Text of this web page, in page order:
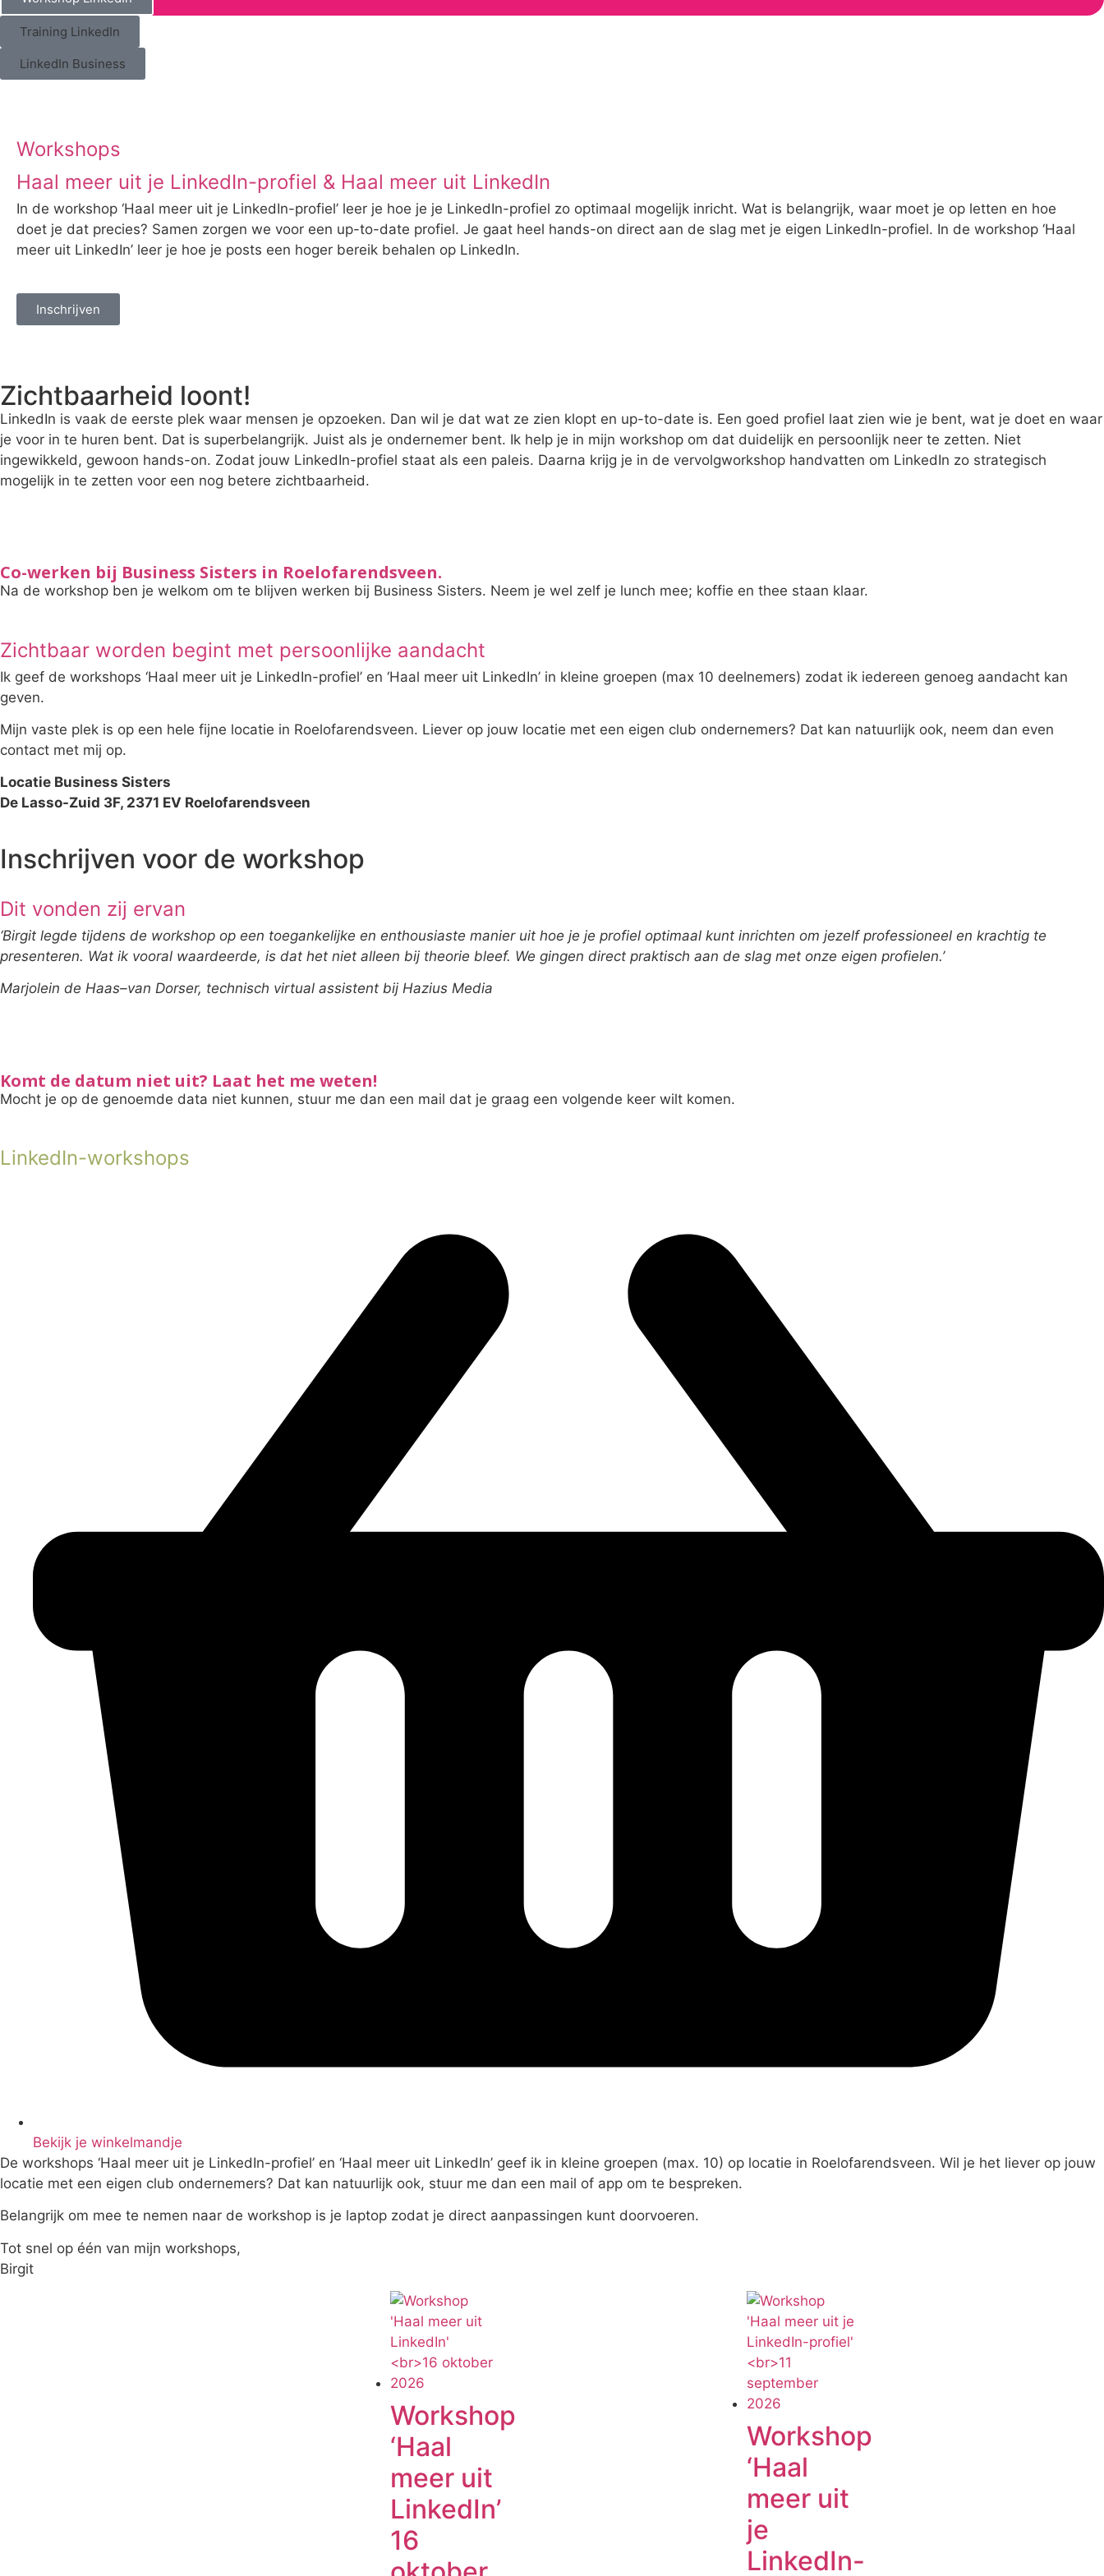
Training LinkedIn
LinkedIn Business
Workshops
Haal meer uit je LinkedIn-profiel & Haal meer uit LinkedIn
In de workshop ‘Haal meer uit je LinkedIn-profiel’ leer je hoe je je LinkedIn-profiel zo optimaal mogelijk inricht. Wat is belangrijk, waar moet je op letten en hoe
doet je dat precies? Samen zorgen we voor een up-to-date profiel. Je gaat heel hands-on direct aan de slag met je eigen LinkedIn-profiel. In de workshop ‘Haal
meer uit LinkedIn’ leer je hoe je posts een hoger bereik behalen op LinkedIn.
Inschrijven
Zichtbaarheid loont!
LinkedIn is vaak de eerste plek waar mensen je opzoeken. Dan wil je dat wat ze zien klopt en up-to-date is. Een goed profiel laat zien wie je bent, wat je doet en waar
je voor in te huren bent. Dat is superbelangrijk. Juist als je ondernemer bent. Ik help je in mijn workshop om dat duidelijk en persoonlijk neer te zetten. Niet
ingewikkeld, gewoon hands-on. Zodat jouw LinkedIn-profiel staat als een paleis. Daarna krijg je in de vervolgworkshop handvatten om LinkedIn zo strategisch
mogelijk in te zetten voor een nog betere zichtbaarheid.
Co-werken bij Business Sisters in Roelofarendsveen.
Na de workshop ben je welkom om te blijven werken bij Business Sisters. Neem je wel zelf je lunch mee; koffie en thee staan klaar.
Zichtbaar worden begint met persoonlijke aandacht
Ik geef de workshops ‘Haal meer uit je LinkedIn-profiel’ en ‘Haal meer uit LinkedIn’ in kleine groepen (max 10 deelnemers) zodat ik iedereen genoeg aandacht kan
geven.
Mijn vaste plek is op een hele fijne locatie in Roelofarendsveen. Liever op jouw locatie met een eigen club ondernemers? Dat kan natuurlijk ook, neem dan even
contact met mij op.
Locatie Business Sisters
De Lasso-Zuid 3F, 2371 EV Roelofarendsveen
Inschrijven voor de workshop
Dit vonden zij ervan
‘Birgit legde tijdens de workshop op een toegankelijke en enthousiaste manier uit hoe je je profiel optimaal kunt inrichten om jezelf professioneel en krachtig te
presenteren. Wat ik vooral waardeerde, is dat het niet alleen bij theorie bleef. We gingen direct praktisch aan de slag met onze eigen profielen.’
Marjolein de Haas–van Dorser, technisch virtual assistent bij Hazius Media
Komt de datum niet uit? Laat het me weten!
Mocht je op de genoemde data niet kunnen, stuur me dan een mail dat je graag een volgende keer wilt komen.
LinkedIn-workshops
Bekijk je winkelmandje
De workshops ‘Haal meer uit je LinkedIn-profiel’ en ‘Haal meer uit LinkedIn’ geef ik in kleine groepen (max. 10) op locatie in Roelofarendsveen. Wil je het liever op jouw
locatie met een eigen club ondernemers? Dat kan natuurlijk ook, stuur me dan een mail of app om te bespreken.
Belangrijk om mee te nemen naar de workshop is je laptop zodat je direct aanpassingen kunt doorvoeren.
Tot snel op één van mijn workshops,
Birgit
Workshop
‘Haal
meer uit
LinkedIn’
16
Workshop
‘Haal
meer uit
je
LinkedIn-